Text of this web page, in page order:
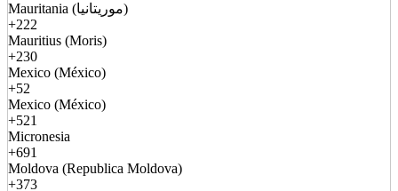
Mauritania (موريتانيا)
+222
Mauritius (Moris)
+230
Mexico (México)
+52
Mexico (México)
+521
Micronesia
+691
Moldova (Republica Moldova)
+373